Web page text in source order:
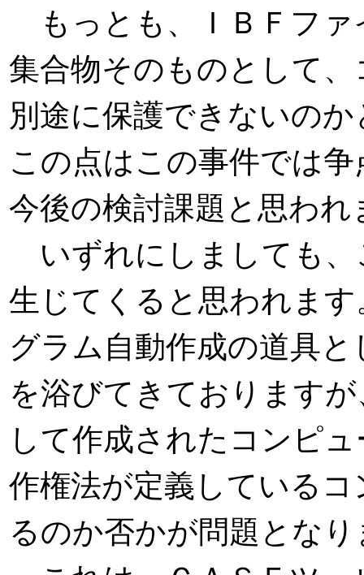
もっとも、ＩＢＦファ
集合物そのものとして
別途に保護できないの
この点はこの事件では
今後の検討課題と思われ
いずれにしましても、
生じてくると思われま
グラム自動作成の道具
を浴びてきております
して作成されたコンピ
作権法が定義している
るのか否かが問題となり